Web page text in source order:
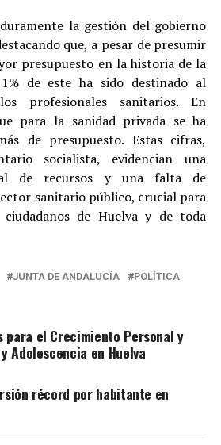
la gestión del gobierno
que, a pesar de presumir
presupuesto en la historia de la
de este ha sido destinado al
profesionales sanitarios. En
para la sanidad privada se ha
de presupuesto. Estas cifras,
socialista, evidencian una
de recursos y una falta de
sanitario público, crucial para
de Huelva y de toda
JUNTA DE ANDALUCÍA
POLÍTICA
el Crecimiento Personal y
Adolescencia en Huelva
récord por habitante en